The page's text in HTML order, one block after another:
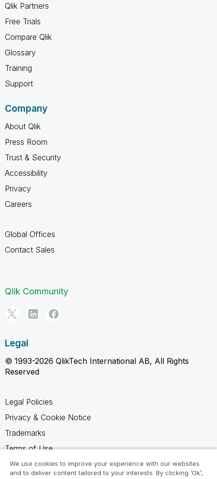
Qlik Partners
Free Trials
Compare Qlik
Glossary
Training
Support
Company
About Qlik
Press Room
Trust & Security
Accessibility
Privacy
Careers
Global Offices
Contact Sales
Qlik Community
Legal
© 1993-2026 QlikTech International AB, All Rights
Reserved
Legal Policies
Privacy & Cookie Notice
Trademarks
Terms of Use
Legal Agreements
We use cookies to improve your experience with our websites
and to deliver content tailored to your interests. By clicking ‘Ok’,